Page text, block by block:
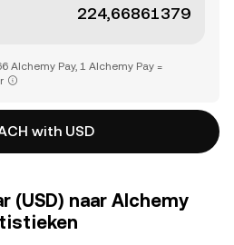
Alchemy Pay, 1 Alchemy Pay =
with USD
(USD) naar Alchemy